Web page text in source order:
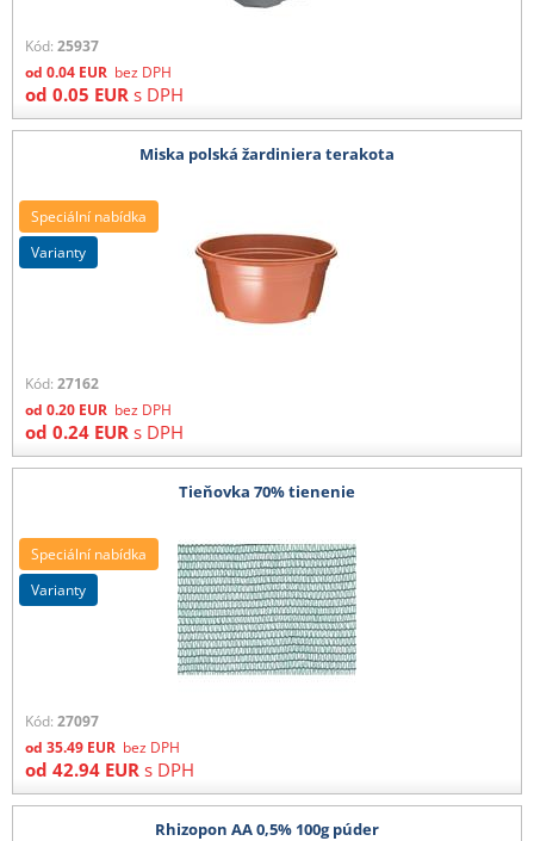
Kód: 25937
od 0.04 EUR bez DPH
od 0.05 EUR s DPH
Miska polská žardiniera terakota
Kód: 27162
od 0.20 EUR bez DPH
od 0.24 EUR s DPH
Speciální nabídka
varianty
Tieňovka 70% tienenie
Kód: 27097
od 35.49 EUR bez DPH
od 42.94 EUR s DPH
Speciální nabídka
varianty
Rhizopon AA 0,5% 100g púder